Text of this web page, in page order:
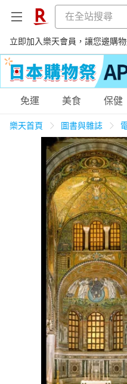
立即加入樂天會員，讓您邊購物
購物網分類
天天免運 美食蛋糕
居家生活 3C家電
女裝 男裝
日本購物 電子/紙本書
HOT
免運 美食 保健
樂天首頁 圖書與雜誌